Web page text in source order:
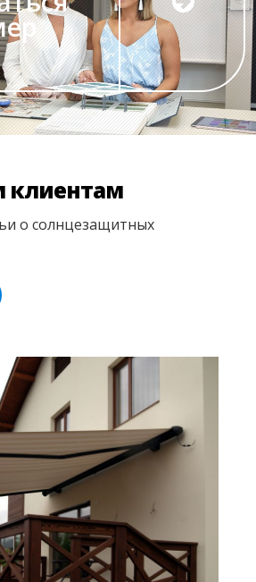
клиентам
о солнцезащитных